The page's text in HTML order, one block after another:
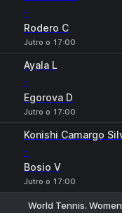
-
Rodero C
Jutro o 17:00
Ayala L
-
Egorova D
Jutro o 17:00
Konishi Camargo
-
Bosio V
Jutro o 17:00
World Tennis.